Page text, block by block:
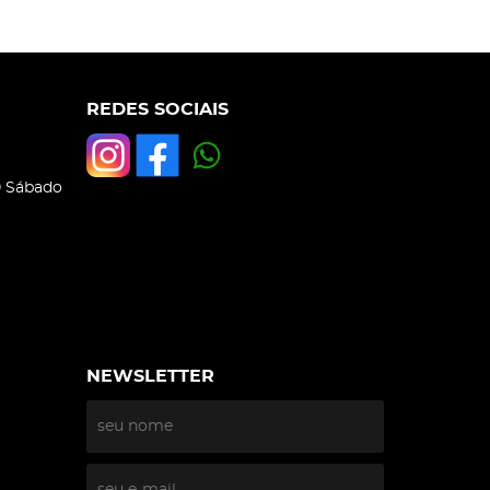
Sábado
REDES SOCIAIS
NEWSLETTER